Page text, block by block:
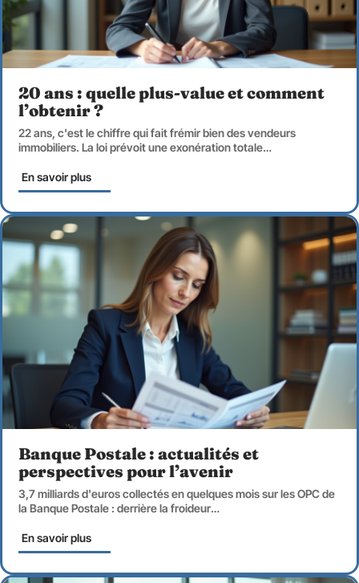
20 ans : quelle plus-value et comment
l’obtenir ?
22 ans, c'est le chiffre qui fait frémir bien des vendeurs
immobiliers. La loi prévoit une exonération totale…
En savoir plus
Banque Postale : actualités et
perspectives pour l’avenir
3,7 milliards d'euros collectés en quelques mois sur les OPC de
la Banque Postale : derrière la froideur…
En savoir plus